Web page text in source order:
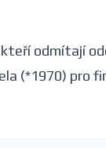
odmítají
(*1970) pro